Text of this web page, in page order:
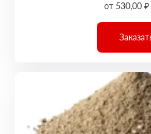
от 530,00